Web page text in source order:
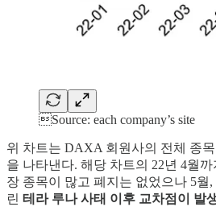
Source: each company’s site
위 차트는 DAXA 회원사의 전체 종
을 나타낸다. 해당 차트의 22년 4월
장 종목이 많고 폐지는 없었으나 5월
린 테라 루나 사태 이후 교차점이 발